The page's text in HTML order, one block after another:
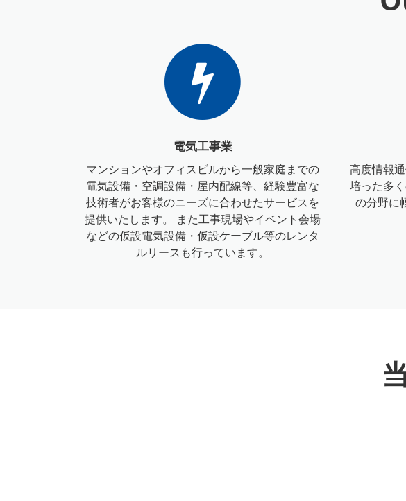
電気工事業
マンションやオフィスビルから一般家庭までの
電気設備・空調設備・屋内配線等、経験豊富な
技術者がお客様のニーズに合わせたサービスを
提供いたします。 また工事現場やイベント会場
などの仮設電気設備・仮設ケーブル等のレンタ
ルリースも行っています。
高度情報
培った多
の分野に